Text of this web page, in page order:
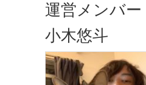
運営メンバー
小木悠斗